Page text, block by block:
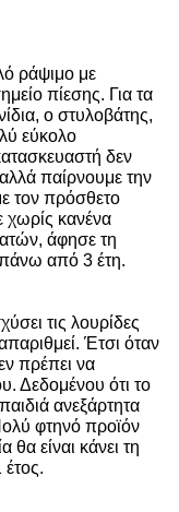
ράψιμο με
πίεσης. Για τα
ο στυλοβάτης,
εύκολο
δεν
παίρνουμε την
τον πρόσθετο
χωρίς κανένα
άφησε τη
από 3 έτη.
τις λουρίδες
Έτσι όταν
πρέπει να
Δεδομένου ότι το
ανεξάρτητα
φτηνό προϊόν
θα είναι κάνει τη